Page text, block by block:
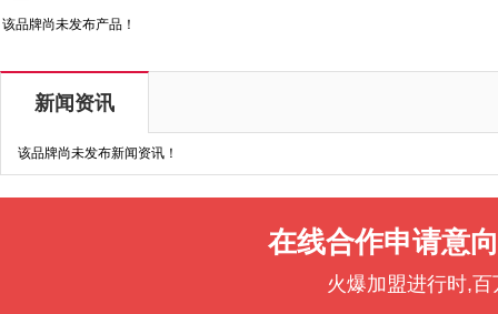
该品牌尚未发布产品！
新闻资讯
该品牌尚未发布新闻资讯！
在线合作申请意
火爆加盟进行时,